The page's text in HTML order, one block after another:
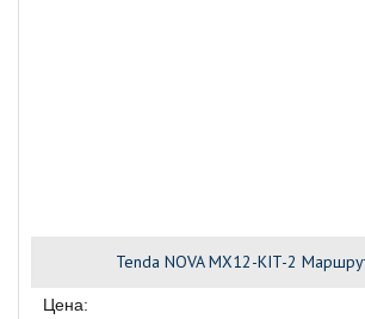
Tenda NOVA MX12-KIT-2
Цена: